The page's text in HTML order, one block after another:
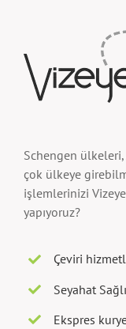
Schengen
çok ülkeye
işlemlerinizi
yapıyoruz?
Çeviri
Seyahat
Ekspres